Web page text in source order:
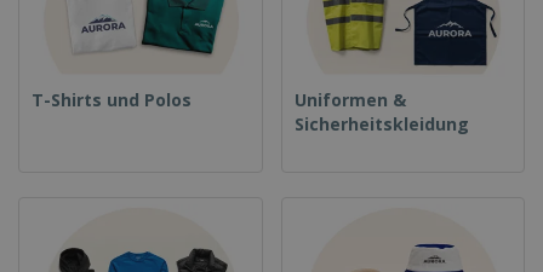
T-Shirts und Polos
Uniformen &
Sicherheitskleidung